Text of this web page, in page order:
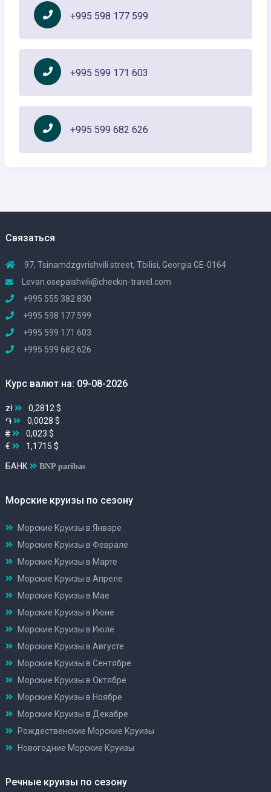
+995 598 177 599
+995 599 171 603
+995 599 682 626
Связаться
97, Tsinamdzgvrishvili street, Tbilisi, Georgia GE-0164
Levan.osepaishvili@checkin-travel.com
+995 555 382 830
+995 598 177 599
+995 599 171 603
+995 599 682 626
Курс валют на: 09-08-2026
zł
0,2812 $
֏
0,0028 $
₴
0,023 $
€
1,1715 $
БАНК BNP paribas
Морские круизы по сезону
Морские Круизы в Январе
Морские Круизы в Феврале
Морские Круизы в Марте
Морские Круизы в Апреле
Морские Круизы в Мае
Морские Круизы в Июне
Морские Круизы в Июле
Морские Круизы в Августе
Морские Круизы в Сентябре
Морские Круизы в Октябре
Морские Круизы в Ноябре
Морские Круизы в Декабре
Рождественские Морские Круизы
Новогодние Морские Круизы
Речные круизы по сезону